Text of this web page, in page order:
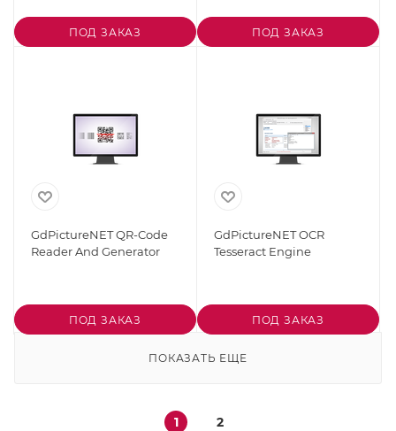
ПОД ЗАКАЗ ПОД ЗАКАЗ
GdPictureNET QR-Code
Reader And Generator
ПОД ЗАКАЗ
GdPictureNET OCR
Tesseract Engine
ПОД ЗАКАЗ
ПОКАЗАТЬ ЕЩЕ
1 2